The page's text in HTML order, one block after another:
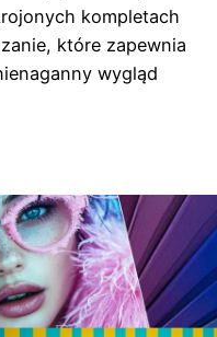
kompletach
które zapewnia
wygląd